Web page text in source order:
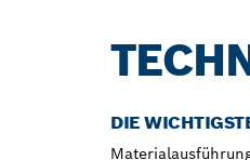
DIE